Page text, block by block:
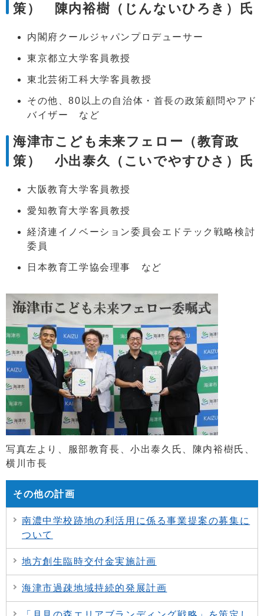
策） 陳内裕樹（じんないひろき）氏
内閣府クールジャパンプロデューサー
東京都立大学客員教授
東北芸術工科大学客員教授
その他、80以上の自治体・首長の政策顧問やアド
バイザー など
海津市こども未来フェロー（教育政
策） 小出泰久（こいでやすひさ）氏
大阪教育大学客員教授
愛知教育大学客員教授
経済連イノベーション委員会エドテック戦略検討
委員
日本教育工学協会理事 など
写真左より、服部教育長、小出泰久氏、陳内裕樹氏、
横川市長
その他の計画
南濃中学校跡地の利活用に係る事業提案の募集に
ついて
地方創生臨時交付金実施計画
海津市過疎地域持続的発展計画